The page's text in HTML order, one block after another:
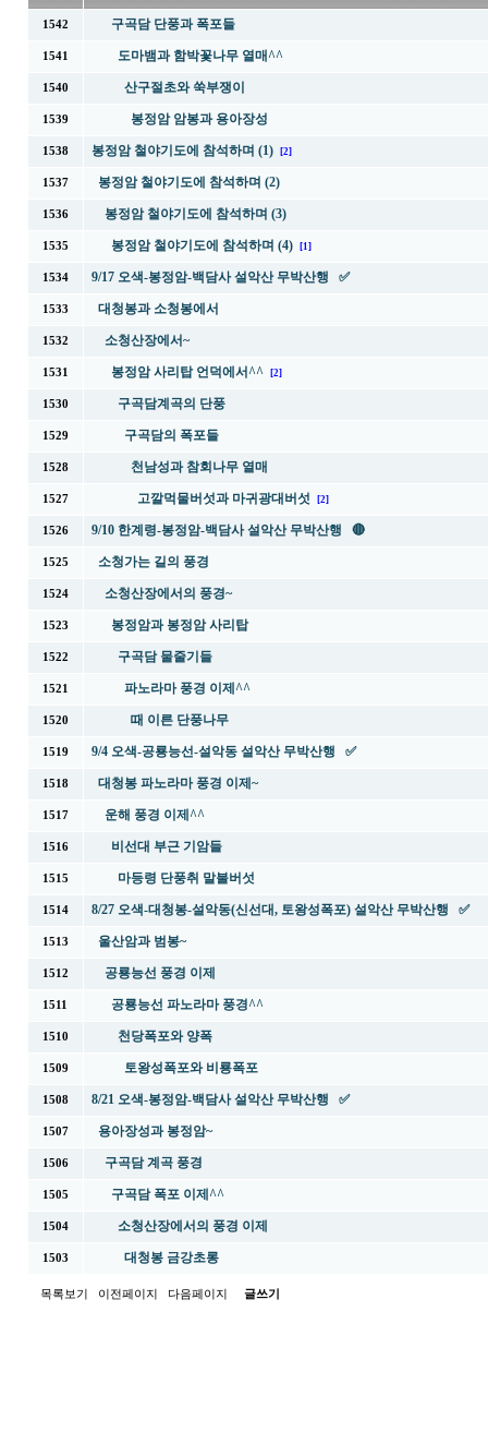
1542 구곡담 단풍과 폭포들
1541 도마뱀과 함박꽃나무 열매^^
1540 산구절초와 쑥부쟁이
1539 봉정암 암봉과 용아장성
1538 봉정암 철야기도에 참석하며 (1) [2]
1537 봉정암 철야기도에 참석하며 (2)
1536 봉정암 철야기도에 참석하며 (3)
1535 봉정암 철야기도에 참석하며 (4) [1]
1534 9/17 오색-봉정암-백담사 설악산 무박산행 ✅
1533 대청봉과 소청봉에서
1532 소청산장에서~
1531 봉정암 사리탑 언덕에서^^ [2]
1530 구곡담계곡의 단풍
1529 구곡담의 폭포들
1528 천남성과 참회나무 열매
1527 고깔먹물버섯과 마귀광대버섯 [2]
1526 9/10 한계령-봉정암-백담사 설악산 무박산행 🔴
1525 소청가는 길의 풍경
1524 소청산장에서의 풍경~
1523 봉정암과 봉정암 사리탑
1522 구곡담 물줄기들
1521 파노라마 풍경 이제^^
1520 때 이른 단풍나무
1519 9/4 오색-공룡능선-설악동 설악산 무박산행 ✅
1518 대청봉 파노라마 풍경 이제~
1517 운해 풍경 이제^^
1516 비선대 부근 기암들
1515 마등령 단풍취 말불버섯
1514 8/27 오색-대청봉-설악동(신선대, 토왕성폭포) 설악산 무박산행 ✅
1513 울산암과 범봉~
1512 공룡능선 풍경 이제
1511 공룡능선 파노라마 풍경^^
1510 천당폭포와 양폭
1509 토왕성폭포와 비룡폭포
1508 8/21 오색-봉정암-백담사 설악산 무박산행 ✅
1507 용아장성과 봉정암~
1506 구곡담 계곡 풍경
1505 구곡담 폭포 이제^^
1504 소청산장에서의 풍경 이제
1503 대청봉 금강초롱
목록보기 이전페이지 다음페이지 글쓰기